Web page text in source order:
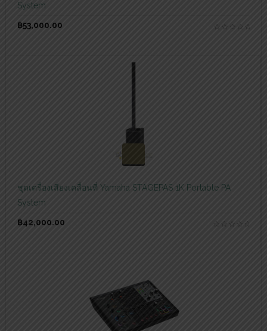
System
฿53,000.00
สอบถามและสั่งซื้อสินค้า
ชุดเครื่องเสียงเคลื่อนที่ Yamaha STAGEPAS 1K Portable PA
System
฿42,000.00